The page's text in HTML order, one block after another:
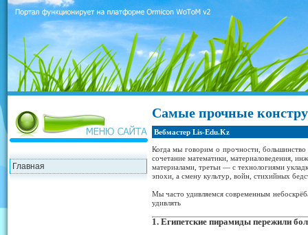
Главная
Самые прочные
Вебмастер Lis-Edu.Kz
Когда мы говорим о прочности, большинство
сочетание математики, материаловедения,
материалами, третьи — с технологиями
эпохи, а смену культур, войн, стихийных
Мы часто удивляемся современным
удивлять
1. Египетские пирамиды пережили